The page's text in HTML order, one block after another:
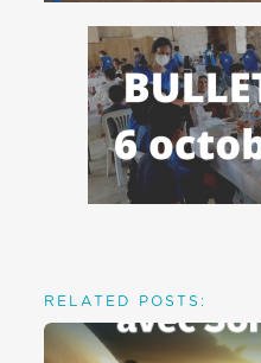
RELATED POSTS: